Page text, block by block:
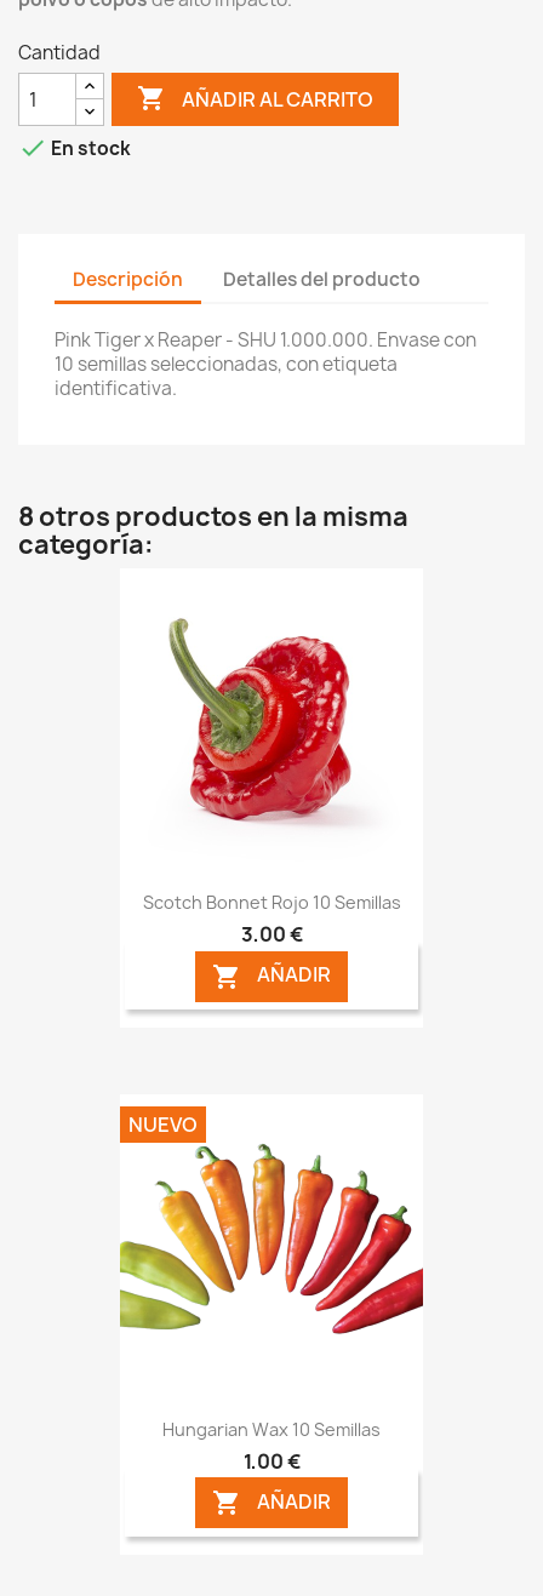
Cantidad
 AÑADIR AL CARRITO
 En stock
Descripción Detalles del producto
Pink Tiger x Reaper - SHU 1.000.000. Envase con
10 semillas seleccionadas, con etiqueta
identificativa.
8 otros productos en la misma
categoría:
Scotch Bonnet Rojo 10 Semillas
3,00 €
 AÑADIR
Hungarian Wax 10 Semillas
1,00 €
 AÑADIR
NUEVO